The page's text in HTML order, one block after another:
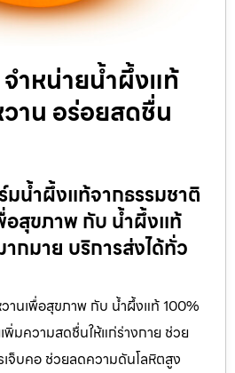
ำหน่ายน้ำผึ้งแท้
าน อร่อยสดชื่น
น้ำผึ้งแท้จากธรรมชาติ
อสุขภาพ กับ น้ำผึ้งแท้
กมาย บริการส่งได้ทั่ว
านเพื่อสุขภาพ กับ น้ำผึ้งแท้ 100%
มความสดชื่นให้แก่ร่างกาย ช่วย
เจ็บคอ ช่วยลดความดันโลหิตสูง